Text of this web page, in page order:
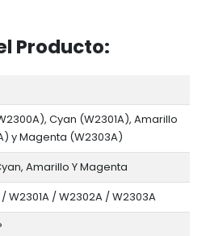
Producto:
Cyan (W2301A), Amarillo
y Magenta (W2303A)
Amarillo Y Magenta
W2301A / W2302A / W2303A